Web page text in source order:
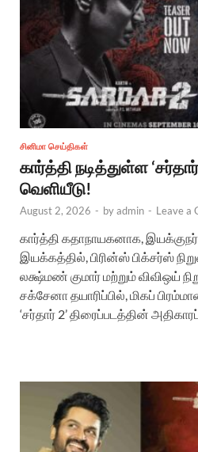
சினிமா செய்திகள்
கார்த்தி நடித்துள்ள
வெளியீடு!
August 2, 2026 - byadmin - Leave a
கார்த்தி கதாநாயகனாக, இயக்குநர்
இயக்கத்தில், பிரின்ஸ் பிக்சர்ஸ்
லக்ஷ்மண் குமார் மற்றும் விவிஒய்
சக்சேனா தயாரிப்பில், மிகப்
‘சர்தார் 2’ திரைப்படத்தின்